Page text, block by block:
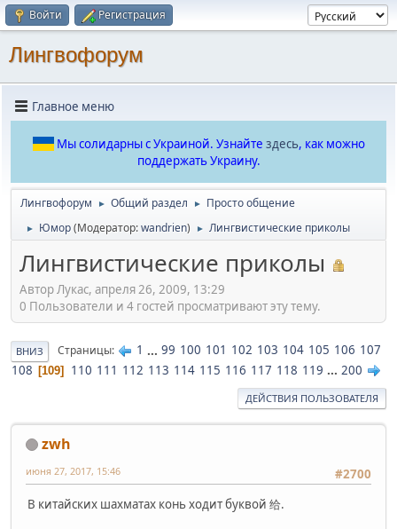
Войти Регистрация
Лингвофорум
Главное меню
Мы солидарны с Украиной. Узнайте здесь, как можно
поддержать Украину.
Лингвофорум ► Общий раздел ► Просто общение
► Юмор(Модератор:wandrien) ► Лингвистические приколы
Лингвистические приколы
Автор Лукас, апреля 26, 2009, 13:29
0 Пользователи и 4 гостей просматривают эту тему.
ВНИЗ Страницы 1 ... 99 100 101 102 103 104 105 106 107
108
109 110 111 112 113 114 115 116 117 118 119 ... 200
ДЕЙСТВИЯ ПОЛЬЗОВАТЕЛЯ
zwh
#2700
июня 27, 2017, 15:46
В китайских шахматах конь ходит буквой 给.